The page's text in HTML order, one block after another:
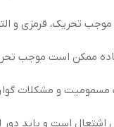
قرمزی و التهاب چشم شود. چشم‌ها را
ممکن است موجب
و مشکلات
اشتعال است و باید